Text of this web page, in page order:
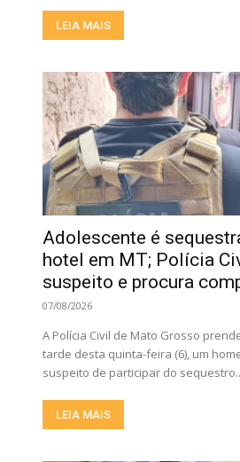
LEIA MAIS
Adolescente é
hotel em MT; Polícia
suspeito e procura
07/08/2026
A Polícia Civil de Mato Grosso
tarde desta quinta-feira (6), um
suspeito de participar do
LEIA MAIS